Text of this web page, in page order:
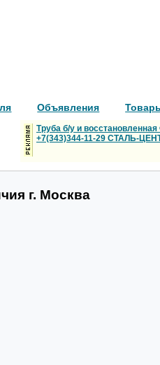
Объявления
Труба б/у и
+7(343)344-11-29 СТАЛЬ-
г. Москва